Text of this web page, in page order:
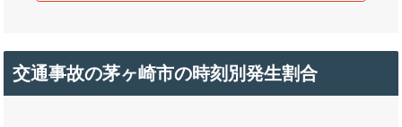
交通事故の茅ヶ崎市の時刻別発生割合